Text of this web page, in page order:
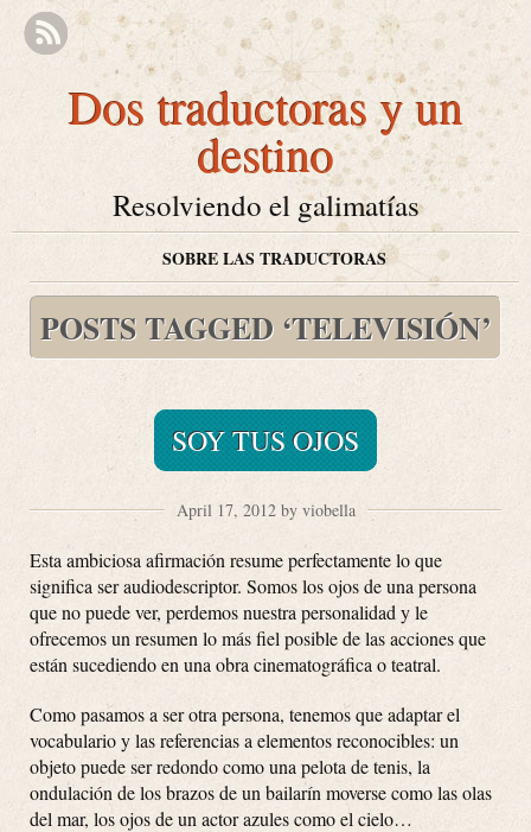
Dos traductoras y un
destino
Resolviendo el galimatías
SOBRE LAS TRADUCTORAS
POSTS TAGGED ‘TELEVISIÓN’
SOY TUS OJOS
April 17, 2012 by viobella
Esta ambiciosa afirmación resume perfectamente lo que
significa ser audiodescriptor. Somos los ojos de una persona
que no puede ver, perdemos nuestra personalidad y le
ofrecemos un resumen lo más fiel posible de las acciones que
están sucediendo en una obra cinematográfica o teatral.
Como pasamos a ser otra persona, tenemos que adaptar el
vocabulario y las referencias a elementos reconocibles: un
objeto puede ser redondo como una pelota de tenis, la
ondulación de los brazos de un bailarín moverse como las olas
del mar, los ojos de un actor azules como el cielo…